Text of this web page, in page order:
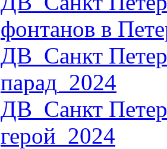
фонтанов в
ДВ_Санкт
парад_2024
ДВ_Санкт
герой_2024